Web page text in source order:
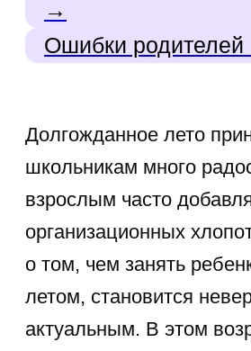
Правильно организованный досуг —
это идеальный баланс между
чтобы каникулы не прошли
исключительно перед экраном
смартфона, эта статья предложит
самые креативные, полезные
и эффективные варианты. Мы
детально разберем, как сделать